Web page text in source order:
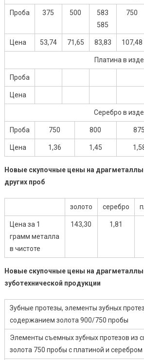
Проба 375 500
583
585
750
Цена 53,74 71,65 83,83 107,48
Платина в
Проба
Цена
Серебро в
Проба 750 800 875
Цена 1,36 1,45
Новые скупочные цены на
других проб
золото серебро
Цена за 1
грамм металла
в чистоте
143,30 1,81
Новые скупочные цены на драгметаллы
зуботехнической продукции
Зубные протезы, элементы зубных
содержанием золота 900/750 пробы
Элементы съемных зубных протезов из
золота 750 пробы с платиной и серебром